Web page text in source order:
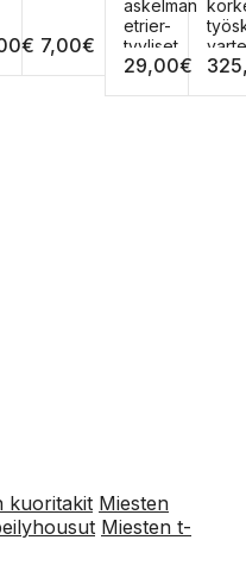
€
muunnelma.
tehdä
7,00€
useampi
muunnelma.
Voit
tehdä
askelman
etrier-
tyyliset
tikkaat. 4
29,00€
Voit
kuoritakit Miesten
Miesten t-